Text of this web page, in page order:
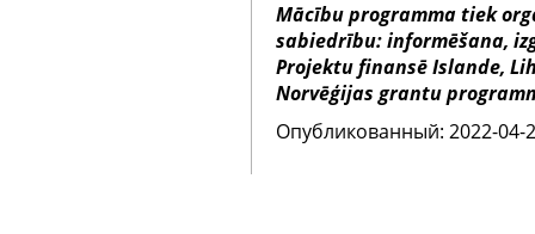
Mācību programma tiek
sabiedrību: informēšana,
Projektu finansē Islande,
Norvēģijas grantu
Oпубликованный: 2022-04-